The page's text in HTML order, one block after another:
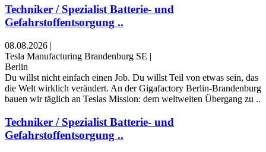
Techniker / Spezialist Batterie- und
Gefahrstoffentsorgung ..
08.08.2026 |
Tesla Manufacturing Brandenburg SE |
Berlin
Du willst nicht einfach einen Job. Du willst Teil von etwas sein, das
die Welt wirklich verändert. An der Gigafactory Berlin-Brandenburg
bauen wir täglich an Teslas Mission: dem weltweiten Übergang zu ..
Techniker / Spezialist Batterie- und
Gefahrstoffentsorgung ..